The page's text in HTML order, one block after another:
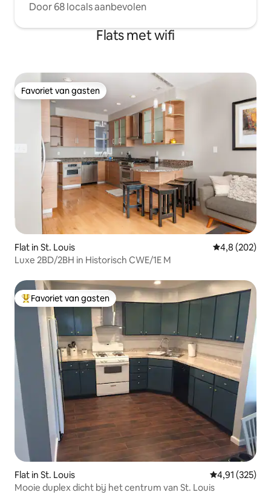
Door 68 locals aanbevolen
Flats met wifi
Favoriet van gasten
Favoriet van gasten
Flat in St. Louis Gemiddelde
4,8 (202)
Luxe 2BD/2BH in Historisch CWE/1E M
Topfavoriet van gasten
Favoriet van gasten
Flat in St. Louis Gemiddelde
4,91 (325)
Mooie duplex dicht bij het centrum van St. Louis